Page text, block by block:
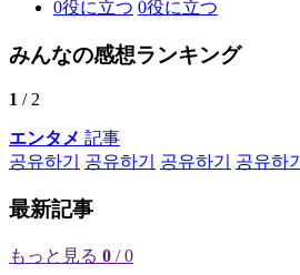
0役に立つ 0役に立つ
みんなの感想ランキング
1 / 2
エンタメ 記事
공유하기
공유하기 공유하기 공유하기
最新記事
もっと見る 0 / 0